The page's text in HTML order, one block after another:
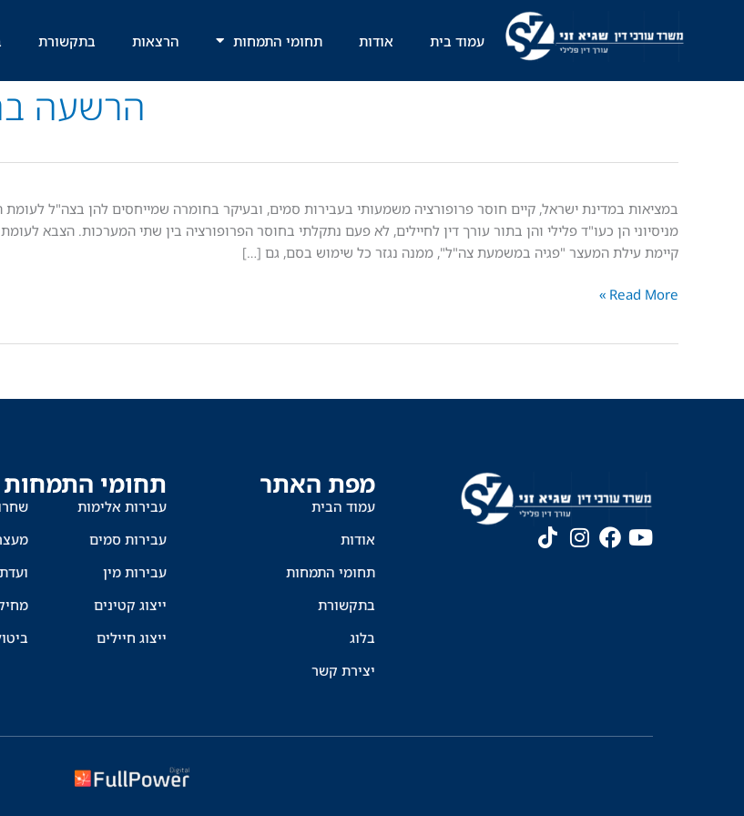
עמוד בית אודות תחומי התמחות הרצאות בתקשורת
הרשעה
במציאות במדינת ישראל, קיים חוסר פרופורציה משמעותי בעבירות סמים, ובעיקר בחומרה שמייחסים להן בצה"ל
מניסיוני הן כעו"ד פלילי והן בתור עורך דין לחיילים, לא פעם נתקלתי בחוסר הפרופורציה בין שתי המערכות. הצבא
קיימת עילת המעצר "פגיה במשמעת צה"ל", ממנה נגזר כל שימוש בסם, גם […]
הרשעה
בצבא
ללא
באזרחות
Read More »
מפת האתר
עמוד הבית
אודות
תחומי התמחות
בתקשורת
בלוג
יצירת קשר
תחומי התמחות
עבירות אלימות
עבירות סמים
עבירות מין
ייצוג קטינים
ייצוג חיילים